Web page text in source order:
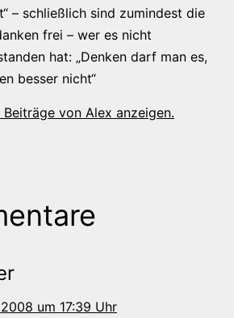
– schließlich sind zumindest die
frei – wer es nicht
hat: „Denken darf man es,
besser nicht“
Beiträge von Alex anzeigen.
um 17:39 Uhr